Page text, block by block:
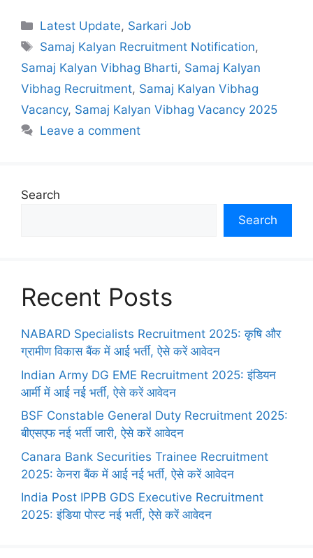
Categories
Latest Update, Sarkari Job
Tags
Samaj Kalyan Recruitment Notification,
Samaj Kalyan Vibhag Bharti, Samaj Kalyan
Vibhag Recruitment, Samaj Kalyan Vibhag
Vacancy, Samaj Kalyan Vibhag Vacancy 2025
Leave a comment
Search
Search
Recent Posts
NABARD Specialists Recruitment 2025: कृषि और
ग्रामीण विकास बैंक में आई भर्ती, ऐसे करें आवेदन
Indian Army DG EME Recruitment 2025: इंडियन
आर्मी में आई नई भर्ती, ऐसे करें आवेदन
BSF Constable General Duty Recruitment 2025:
बीएसएफ नई भर्ती जारी, ऐसे करें आवेदन
Canara Bank Securities Trainee Recruitment
2025: केनरा बैंक में आई नई भर्ती, ऐसे करें आवेदन
India Post IPPB GDS Executive Recruitment
2025: इंडिया पोस्ट नई भर्ती, ऐसे करें आवेदन